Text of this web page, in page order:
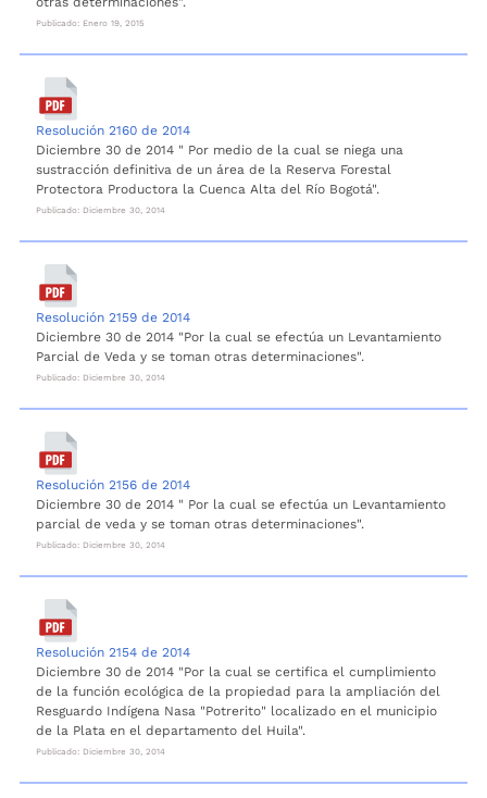
Publicado: Enero 19, 2015
Resolución 2160 de 2014
Diciembre 30 de 2014 " Por medio de la cual se niega una
sustracción definitiva de un área de la Reserva Forestal
Protectora Productora la Cuenca Alta del Río Bogotá".
Publicado: Diciembre 30, 2014
Resolución 2159 de 2014
Diciembre 30 de 2014 "Por la cual se efectúa un Levantamiento
Parcial de Veda y se toman otras determinaciones".
Publicado: Diciembre 30, 2014
Resolución 2156 de 2014
Diciembre 30 de 2014 " Por la cual se efectúa un Levantamiento
parcial de veda y se toman otras determinaciones".
Publicado: Diciembre 30, 2014
Resolución 2154 de 2014
Diciembre 30 de 2014 "Por la cual se certifica el cumplimiento
de la función ecológica de la propiedad para la ampliación del
Resguardo Indígena Nasa "Potrerito" localizado en el municipio
de la Plata en el departamento del Huila".
Publicado: Diciembre 30, 2014